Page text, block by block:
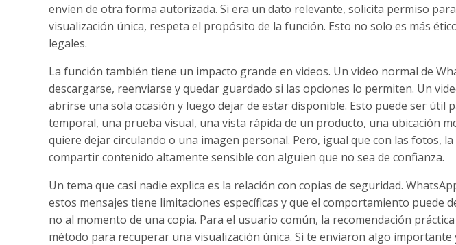
envíen de otra forma autorizada. Si era un dato relevante, solicita permiso
visualización única, respeta el propósito de la función. Esto no solo es más
legales.
La función también tiene un impacto grande en videos. Un video normal de
descargarse, reenviarse y quedar guardado si las opciones lo permiten. Un
abrirse una sola ocasión y luego dejar de estar disponible. Esto puede ser útil
temporal, una prueba visual, una vista rápida de un producto, una ubicación
quiere dejar circulando o una imagen personal. Pero, igual que con las fotos,
compartir contenido altamente sensible con alguien que no sea de confianza.
Un tema que casi nadie explica es la relación con copias de seguridad.
estos mensajes tiene limitaciones específicas y que el comportamiento puede
no al momento de una copia. Para el usuario común, la recomendación
método para recuperar una visualización única. Si te enviaron algo